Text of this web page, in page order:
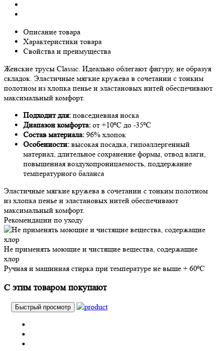
Описание товара
Характеристики товара
Свойства и преимущества
Женские трусы Classic. Идеально облегают фигуру, не образуя
складок. Эластичные мягкие кружева в сочетании с тонким
полотном из хлопка пенье и эластановых нитей обеспечивают
максимальный комфорт.
Подходит для: повседневная носка
Диапазон комфорта: от +10⁰С до -35⁰С
Состав материала: 96% хлопок
Особенности: высокая посадка, гипоаллергенный
материал, длительное сохранение формы, отвод влаги,
повышенная воздухопроницаемость, поддержание
температурного баланса
Эластичные мягкие кружева в сочетании с тонким полотном
из хлопка пенье и эластановых нитей обеспечивают
максимальный комфорт.
Рекомендации по уходу
Не применять моющие и чистящие вещества, содержащие
хлор
Ручная и машинная стирка при температуре не выше + 60⁰С
С этим товаром покупают
Быстрый просмотр